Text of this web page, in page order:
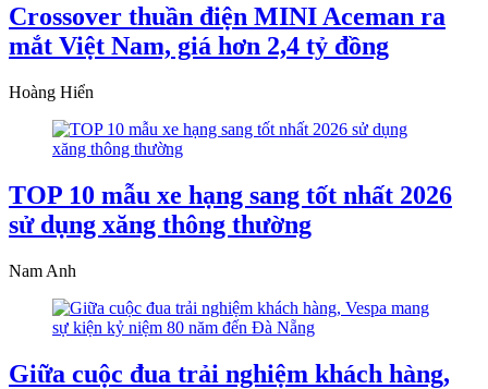
Crossover thuần điện MINI Aceman ra
mắt Việt Nam, giá hơn 2,4 tỷ đồng
Hoàng Hiển
TOP 10 mẫu xe hạng sang tốt nhất 2026
sử dụng xăng thông thường
Nam Anh
Giữa cuộc đua trải nghiệm khách hàng,